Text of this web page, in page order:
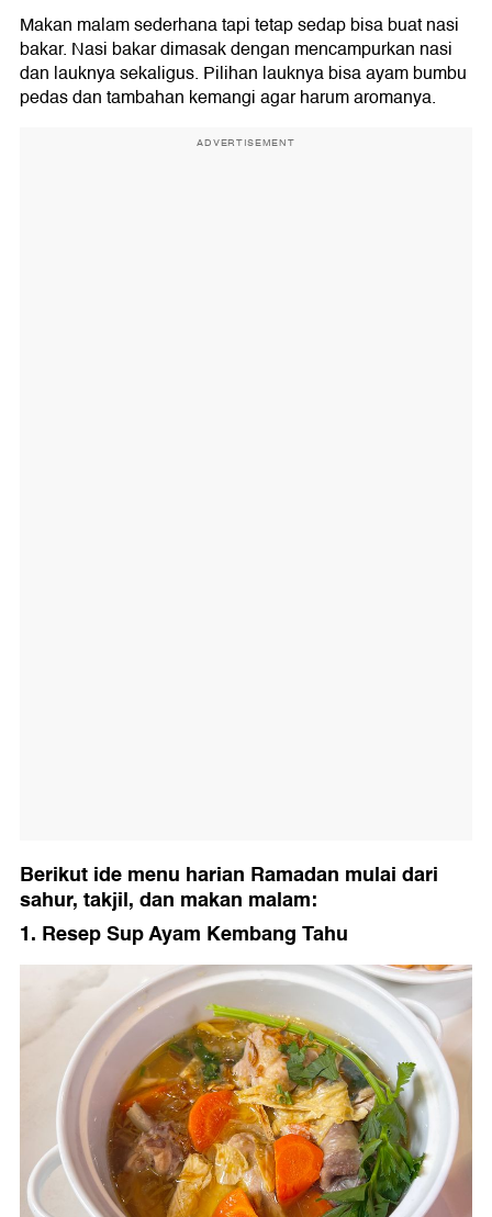
Makan malam sederhana tapi tetap sedap bisa buat nasi
bakar. Nasi bakar dimasak dengan mencampurkan nasi
dan lauknya sekaligus. Pilihan lauknya bisa ayam bumbu
pedas dan tambahan kemangi agar harum aromanya.
ADVERTISEMENT
Berikut ide menu harian Ramadan mulai dari
sahur, takjil, dan makan malam:
1. Resep Sup Ayam Kembang Tahu